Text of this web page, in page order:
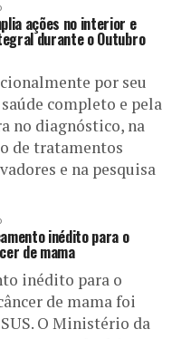
ações no interior e
durante o Outubro
por seu
completo e pela
no diagnóstico, na
de tratamentos
e na pesquisa
inédito para o
de mama
inédito para o
de mama foi
O Ministério da